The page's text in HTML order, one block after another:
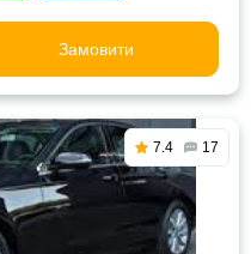
Замовити
7.4 17